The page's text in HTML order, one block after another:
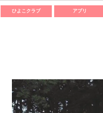
ひよこクラブ アプリ